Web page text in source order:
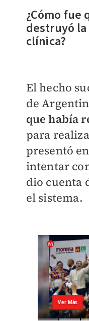
¿Cómo fue
destruyó
clínica?
El hecho
de
que había
para
presentó
intentar
dio cuenta
el sistema.